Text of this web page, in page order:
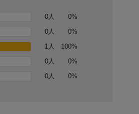
0人
0%
0人
0%
1人
100%
0人
0%
0人 0%